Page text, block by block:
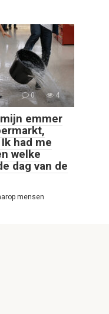
0 4
emmer
had me
welke
dag van de
mensen